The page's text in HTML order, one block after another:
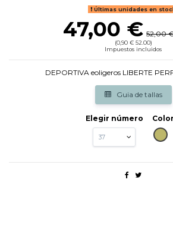
Últimas unidades en
47,00 € 52,00
(0,90 € 52.00)
Impuestos incluidos
DEPORTIVA eoligeros LIBERTE
Guia de tallas
Elegir número
Color
KAKI